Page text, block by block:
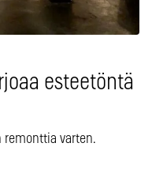
esteetöntä
remonttia varten.